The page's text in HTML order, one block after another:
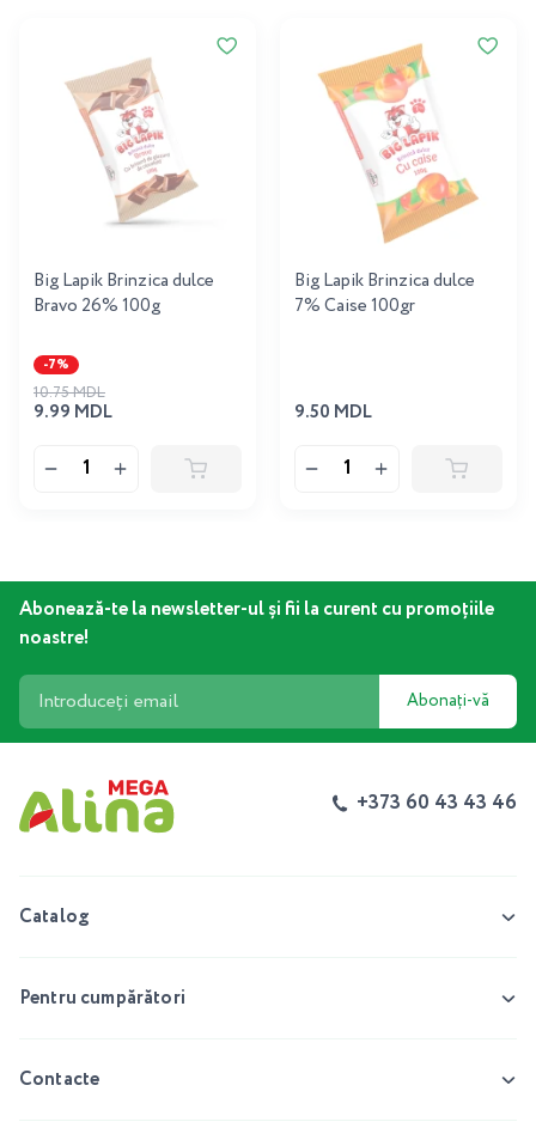
Big Lapik Brinzica dulce
Bravo 26% 100g
-7%
9.99 MDL
10.75 MDL
Big Lapik Brinzica dulce
7% Caise 100gr
9.50 MDL
Abonează-te la newsletter-ul și fii la curent cu promoțiile
noastre!
Abonați-vă
+373 60 43 43 46
Catalog
Pentru cumpărători
Contacte